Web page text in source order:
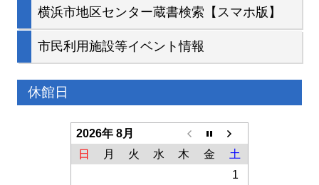
横浜市地区センター蔵書検索【スマホ版】
市民利用施設等イベント情報
休館日
2026年 8月
日
月 火 水 木 金
土
1